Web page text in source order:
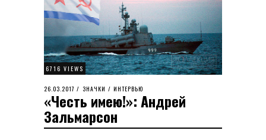
6716 VIEWS
POSTED
26.03.2017 13.09.2023
ЗНАЧКИ / ИНТЕРВЬЮ
«Честь имею!»: Андрей
Зальмарсон